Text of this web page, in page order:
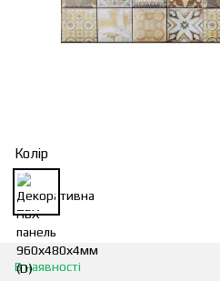
Колір
В наявності